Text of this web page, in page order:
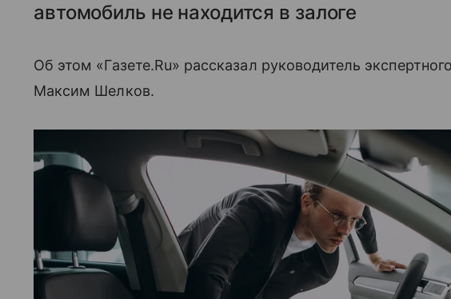
автомобиль не находится в залоге
Об этом «Газете.Ru» рассказал руководитель
Максим Шелков.